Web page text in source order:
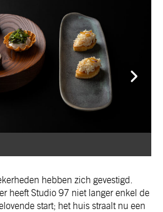
hebben zich gevestigd.
heeft Studio 97 niet langer enkel de
start; het huis straalt nu een